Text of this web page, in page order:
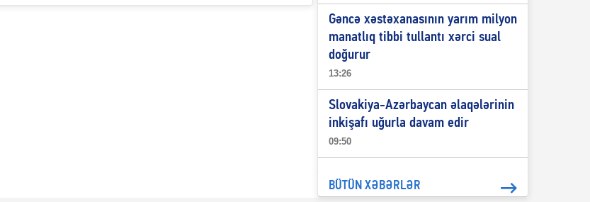
Gəncə xəstəxanasının yarım milyon
manatlıq tibbi tullantı xərci sual
doğurur
13:26
Slovakiya-Azərbaycan əlaqələrinin
inkişafı uğurla davam edir
09:50
BÜTÜN XƏBƏRLƏR